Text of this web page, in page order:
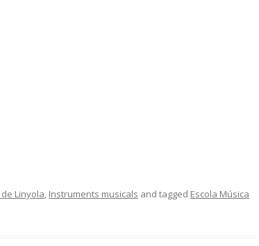
Linyola, Instruments musicals and tagged Escola Música